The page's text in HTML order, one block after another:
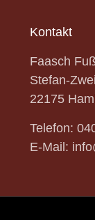
Kontakt
Faasch
Stefan-
22175
Telefon:
E-Mail: